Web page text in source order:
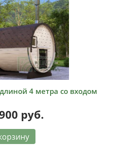
4 метра со входом
руб.